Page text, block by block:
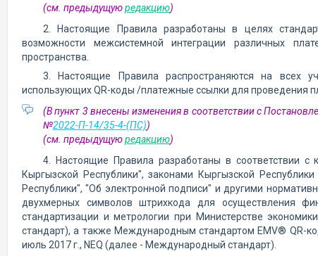
(см. предыдущуюредакцию)
2. Настоящие Правила разработаны в целях
возможности межсистемной интеграции различных
пространства.
3. Настоящие Правила распространяются на всех
использующих QR-коды /платежные ссылки для проведения
(В пункт 3 внесены изменения в соответствии с
№2022-П-14/35-4-(ПС))
(см. предыдущуюредакцию)
4. Настоящие Правила разработаны в соответствии
Кыргызской Республики", законами Кыргызской
Республики", "Об электронной подписи" и другими
двухмерных символов штрихкода для осуществления
стандартизации и метрологии при Министерстве
стандарт), а также Международным стандартом EMV® QR-
июль 2017 г., NEQ (далее - Международный стандарт).